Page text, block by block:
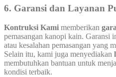
6. Garansi dan Layanan
Kontruksi Kami memberikan
pemasangan kanopi kain. Garansi
atau kesalahan pemasangan yang
Selain itu, kami juga menyediakan
membutuhkan bantuan untuk
kondisi terbaik.